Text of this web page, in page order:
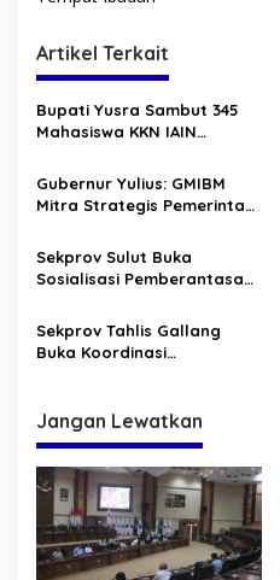
i
g
a
s
i
p
o
s
Artikel Terkait
Bupati Yusra Sambut 345
Mahasiswa KKN IAIN
Gubernur Yulius: GMIBM
Mitra Strategis Pemerintah,
Sinergi Membangun
Sulawesi Utara
Sekprov Sulut Buka
Sosialisasi Pemberantasan
Sinergi Pengelolaan
Keuangan Daerah
Sekprov Tahlis Gallang
Buka Koordinasi
Percepat Pelayanan Publik
Jangan Lewatkan